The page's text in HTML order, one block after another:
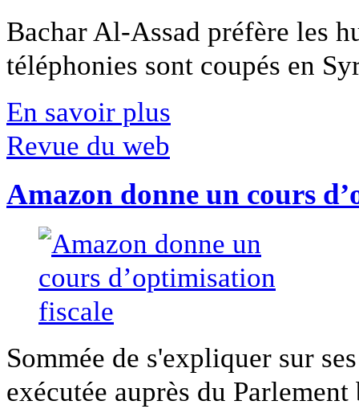
Bachar Al-Assad préfère les
téléphonies sont coupés en
En savoir plus
Revue du web
Amazon donne un cours
Sommée de s'expliquer sur
exécutée auprès du